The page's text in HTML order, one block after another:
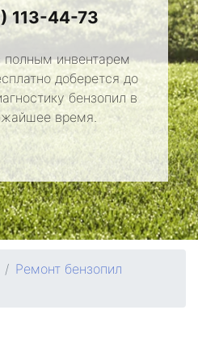
113-44-73
инвентарем
доберется до
бензопил в
время.
Ремонт бензопил